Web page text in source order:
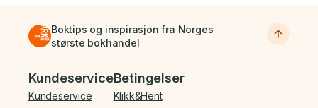
Boktips og inspirasjon fra Norges
største bokhandel
Bunnmeny
Kundeservice
Kundeservice
Betingelser
Klikk&Hent